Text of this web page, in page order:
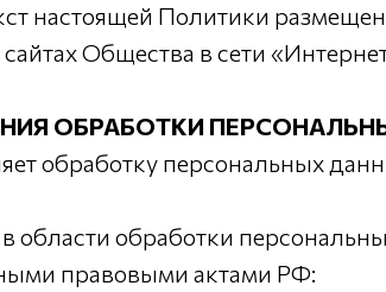
настоящей Политики
Общества в сети
ОБРАБОТКИ
обработку персональных
области обработки
правовыми актами РФ: